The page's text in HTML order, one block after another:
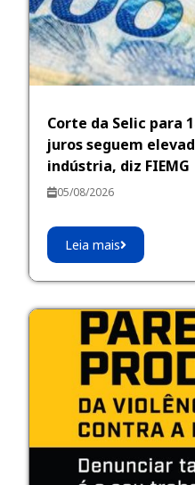
Corte da Selic para
juros seguem
indústria, diz FIEMG
05/08/2026
Leia mais